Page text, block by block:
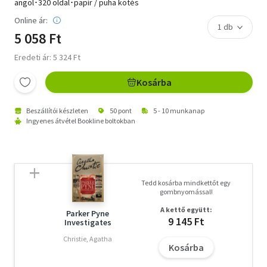
angol･320 oldal･papír / puha kötés
Online ár:
5 058 Ft
Eredeti ár: 5 324 Ft
Kosárba
Beszállítói készleten 50 pont
5 - 10 munkanap
Ingyenes átvétel Bookline boltokban
Parker Pyne
Investigates
Christie, Agatha
Tedd kosárba mindkettőt egy
gombnyomással!
A kettő együtt:
9 145 Ft
Kosárba